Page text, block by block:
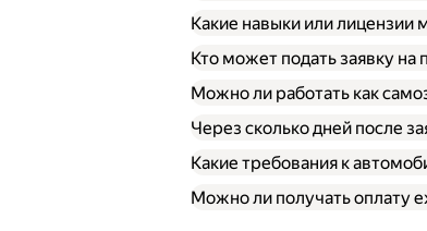
Какие навыки или лицензии
Кто может подать заявку на
Можно ли работать как
Через сколько дней после
Какие требования к
Можно ли получать оплату